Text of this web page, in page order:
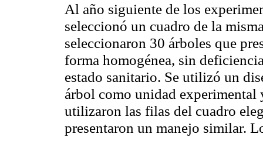
Al año siguiente de los
seleccionó un cuadro de la
seleccionaron 30 árboles que
forma homogénea, sin
estado sanitario. Se utilizó un
árbol como unidad experimental
utilizaron las filas del cuadro
presentaron un manejo similar.